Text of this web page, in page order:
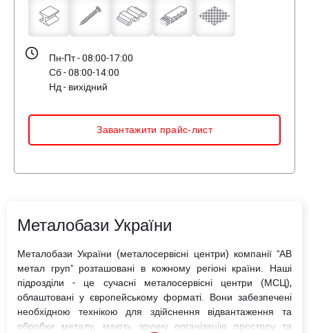
Пн-Пт - 08:00-17:00
Сб - 08:00-14:00
Нд - вихідний
Завантажити прайс-лист
Металобази України
Металобази України (металосервісні центри) компанії "АВ
метал груп" розташовані в кожному регіоні країни. Наші
підрозділи - це сучасні металосервісні центри (МСЦ),
облаштовані у європейському форматі. Вони забезпечені
необхідною технікою для здійснення відвантаження та
обробки металу, мають зручну організацію простору та